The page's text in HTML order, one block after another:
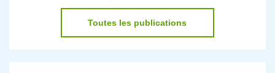
Toutes les publications